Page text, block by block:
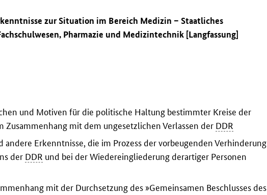
zur Situation im Bereich Medizin – Staatliches
Pharmazie und Medizintechnik [Langfassung]
und Motiven für die politische Haltung bestimmter Kreise der
mit dem ungesetzlichen Verlassen der DDR
andere Erkenntnisse, die im Prozess der vorbeugenden Verhinderung
der DDR und bei der Wiedereingliederung derartiger Personen
mit der Durchsetzung des »Gemeinsamen Beschlusses des